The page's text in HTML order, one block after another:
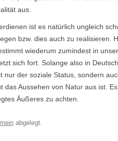
aus.
ist es natürlich ungleich
bzw. dies auch zu realisieren.
wiederum zumindest in
sich fort. Solange also in
nur der soziale Status, sondern
das Aussehen von Natur aus ist.
Äußeres zu achten.
abgelegt.